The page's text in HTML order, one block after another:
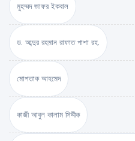
মুহম্মদ জাফর ইকবাল
ড. আব্দুর রহমান রাফাত পাশা রহ.
মোশতাক আহমেদ
কাজী আবুল কালাম সিদ্দীক